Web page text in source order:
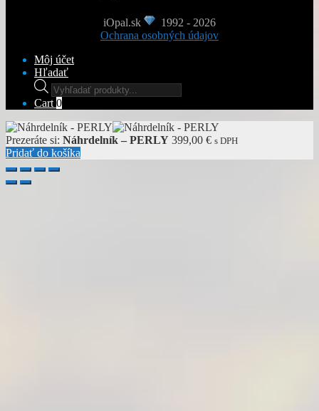
iOpal.sk
1992 - 2026
Ochrana osobných údajov
Môj účet
Hľadať
Products
search
Cart 0
Prezeráte si: Náhrdelník – PERLY 399,00 € s DPH
Pridať do košíka